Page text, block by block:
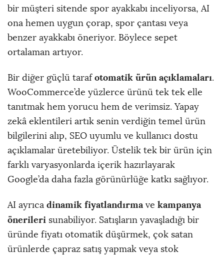
bir müşteri sitende spor ayakkabı inceliyorsa, AI
ona hemen uygun çorap, spor çantası veya
benzer ayakkabı öneriyor. Böylece sepet
ortalaman artıyor.
Bir diğer güçlü tarafotomatik ürün açıklamaları.
WooCommerce’de yüzlerce ürünü tek tek elle
tanıtmak hem yorucu hem de verimsiz. Yapay
zekâ eklentileri artık senin verdiğin temel ürün
bilgilerini alıp, SEO uyumlu ve kullanıcı dostu
açıklamalar üretebiliyor. Üstelik tek bir ürün için
farklı varyasyonlarda içerik hazırlayarak
Google’da daha fazla görünürlüğe katkı sağlıyor.
AI ayrıca dinamik fiyatlandırmave kampanya
önerileri sunabiliyor. Satışların yavaşladığı bir
üründe fiyatı otomatik düşürmek, çok satan
ürünlerde çapraz satış yapmak veya stok